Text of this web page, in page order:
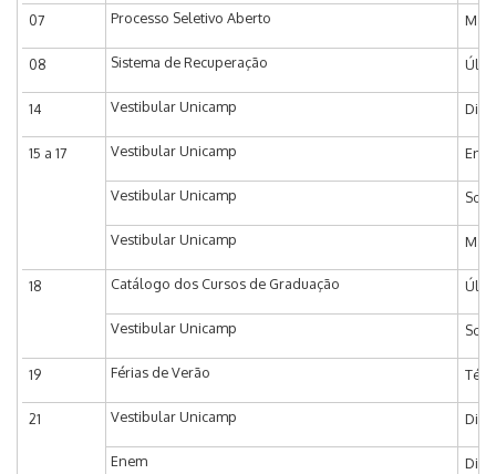
07 Processo Seletivo Aberto
08 Sistema de Recuperação
14 Vestibular Unicamp
15 a 17 Vestibular Unicamp
Vestibular Unicamp
Vestibular Unicamp
18 Catálogo dos Cursos de Graduação
Vestibular Unicamp
19 Férias de Verão
21 Vestibular Unicamp
Enem